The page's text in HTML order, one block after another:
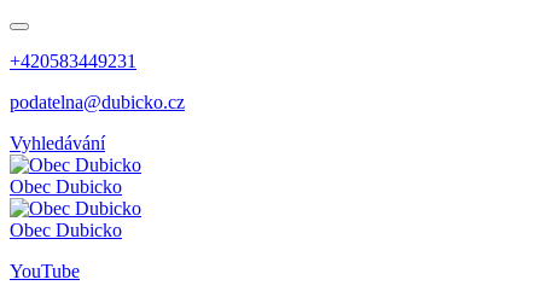
+420583449231
podatelna@dubicko.cz
Vyhledávání
Obec Dubicko
Obec Dubicko
YouTube